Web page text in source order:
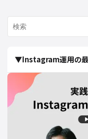
▼Instagram運用の最